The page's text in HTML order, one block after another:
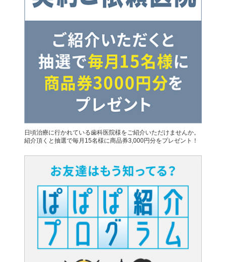
日頃治療に行かれている歯科医院様をご紹介いただけませんか。
紹介頂くと抽選で毎月15名様に商品券3,000円分をプレゼント！